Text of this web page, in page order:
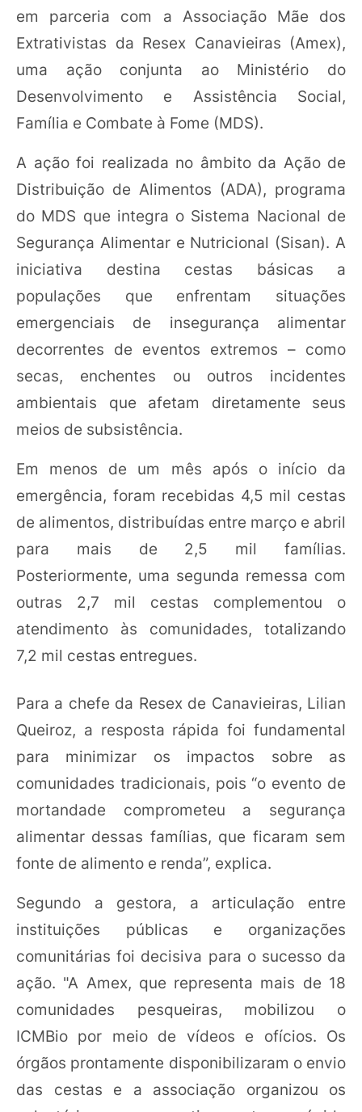
em parceria com a Associação Mãe dos
Extrativistas da Resex Canavieiras (Amex),
uma ação conjunta ao Ministério do
Desenvolvimento e Assistência Social,
Família e Combate à Fome (MDS).
A ação foi realizada no âmbito da Ação de
Distribuição de Alimentos (ADA), programa
do MDS que integra o Sistema Nacional de
Segurança Alimentar e Nutricional (Sisan). A
iniciativa destina cestas básicas a
populações que enfrentam situações
emergenciais de insegurança alimentar
decorrentes de eventos extremos – como
secas, enchentes ou outros incidentes
ambientais que afetam diretamente seus
meios de subsistência.
Em menos de um mês após o início da
emergência, foram recebidas 4,5 mil cestas
de alimentos, distribuídas entre março e abril
para mais de 2,5 mil famílias.
Posteriormente, uma segunda remessa com
outras 2,7 mil cestas complementou o
atendimento às comunidades, totalizando
7,2 mil cestas entregues.
Para a chefe da Resex de Canavieiras, Lilian
Queiroz, a resposta rápida foi fundamental
para minimizar os impactos sobre as
comunidades tradicionais, pois “o evento de
mortandade comprometeu a segurança
alimentar dessas famílias, que ficaram sem
fonte de alimento e renda”, explica.
Segundo a gestora, a articulação entre
instituições públicas e organizações
comunitárias foi decisiva para o sucesso da
ação. "A Amex, que representa mais de 18
comunidades pesqueiras, mobilizou o
ICMBio por meio de vídeos e ofícios. Os
órgãos prontamente disponibilizaram o envio
das cestas e a associação organizou os